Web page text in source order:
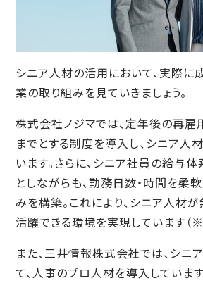
シニア人材の活用において、実際に
業の取り組みを見ていきましょう。
株式会社ノジマでは、定年後の再
までとする制度を導入し、シニア人
います。さらに、シニア社員の給与
としながらも、勤務日数・時間を柔
みを構築。これにより、シニア人材
活躍できる環境を実現しています（
また、三井情報株式会社では、シニ
て、人事のプロ人材を導入していま